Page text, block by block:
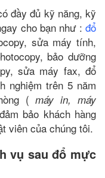
đầy đủ kỹ năng, kỹ
cho bạn như : đổ
sửa máy tính,
bảo dưỡng
sửa máy fax, đổ
nghiệm trên 5 năm
(máy in, máy
bảo khách hàng
viên của chúng tôi.
vụ sau đổ mực